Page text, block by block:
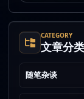
CATEGORY
文章分类
随笔杂谈